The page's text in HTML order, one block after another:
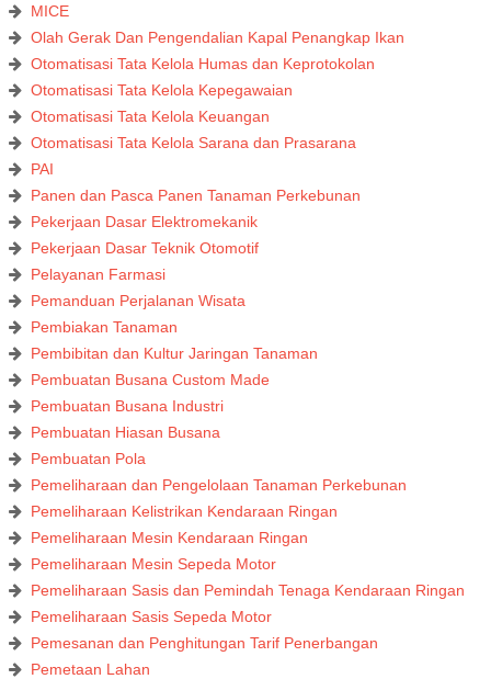
MICE
Olah Gerak Dan Pengendalian Kapal Penangkap Ikan
Otomatisasi Tata Kelola Humas dan Keprotokolan
Otomatisasi Tata Kelola Kepegawaian
Otomatisasi Tata Kelola Keuangan
Otomatisasi Tata Kelola Sarana dan Prasarana
PAI
Panen dan Pasca Panen Tanaman Perkebunan
Pekerjaan Dasar Elektromekanik
Pekerjaan Dasar Teknik Otomotif
Pelayanan Farmasi
Pemanduan Perjalanan Wisata
Pembiakan Tanaman
Pembibitan dan Kultur Jaringan Tanaman
Pembuatan Busana Custom Made
Pembuatan Busana Industri
Pembuatan Hiasan Busana
Pembuatan Pola
Pemeliharaan dan Pengelolaan Tanaman Perkebunan
Pemeliharaan Kelistrikan Kendaraan Ringan
Pemeliharaan Mesin Kendaraan Ringan
Pemeliharaan Mesin Sepeda Motor
Pemeliharaan Sasis dan Pemindah Tenaga Kendaraan Ringan
Pemeliharaan Sasis Sepeda Motor
Pemesanan dan Penghitungan Tarif Penerbangan
Pemetaan Lahan